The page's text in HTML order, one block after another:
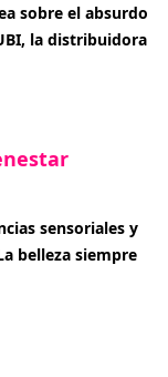
sobre el absurdo
la distribuidora
sensoriales y
belleza siempre